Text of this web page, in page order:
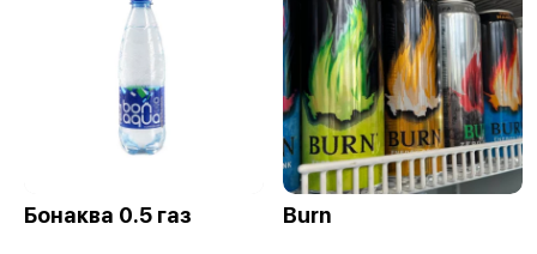
Бонаква 0.5 газ Burn